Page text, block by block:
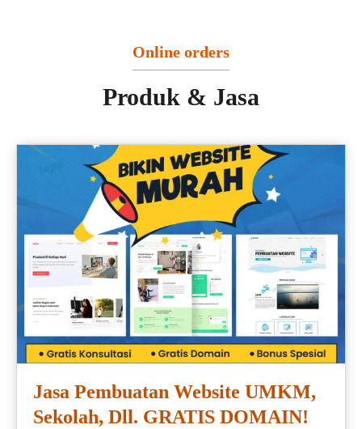
Online orders
Produk & Jasa
Jasa Pembuatan Website UMKM,
Sekolah, Dll. GRATIS DOMAIN!